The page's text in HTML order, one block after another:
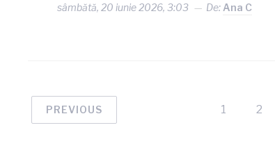
sâmbătă, 20 iunie 2026, 3:03 De: Ana C
PREVIOUS 1 2